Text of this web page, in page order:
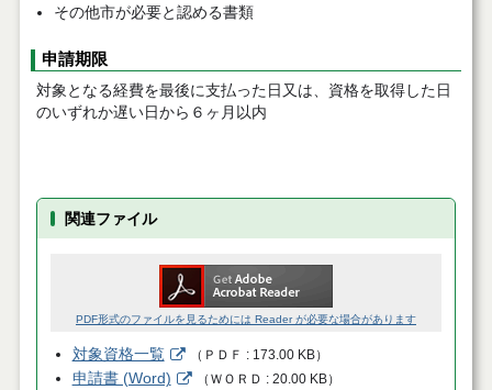
その他市が必要と認める書類
申請期限
対象となる経費を最後に支払った日又は、資格を取得した日
のいずれか遅い日から６ヶ月以内
関連ファイル
PDF形式のファイルを見るためには Reader が必要な場合があります
対象資格一覧 （ ＰＤＦ 173.00 KB）
申請書 (Word) （ ＷＯＲＤ 20.00 KB）